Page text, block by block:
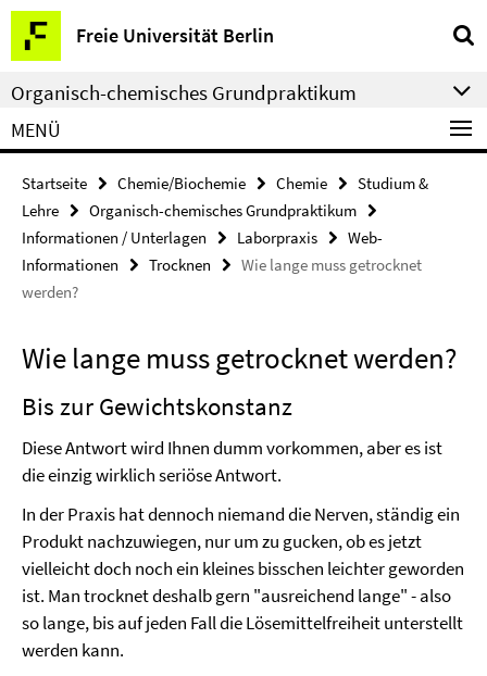
Springe
direkt
zu
Inhalt
Freie Universität Berlin
Service-
Navigation
Organisch-chemisches Grundpraktikum
MENÜ
Startseite Chemie/Biochemie Chemie
Studium &
Lehre
Organisch-chemisches Grundpraktikum
Informationen / Unterlagen
Laborpraxis
Web-
Informationen
Trocknen
Wie lange muss getrocknet
werden?
Wie lange muss getrocknet werden?
Bis zur Gewichtskonstanz
Diese Antwort wird Ihnen dumm vorkommen, aber es ist
die einzig wirklich seriöse Antwort.
In der Praxis hat dennoch niemand die Nerven, ständig ein
Produkt nachzuwiegen, nur um zu gucken, ob es jetzt
vielleicht doch noch ein kleines bisschen leichter geworden
ist. Man trocknet deshalb gern "ausreichend lange" - also
so lange, bis auf jeden Fall die Lösemittelfreiheit unterstellt
werden kann.